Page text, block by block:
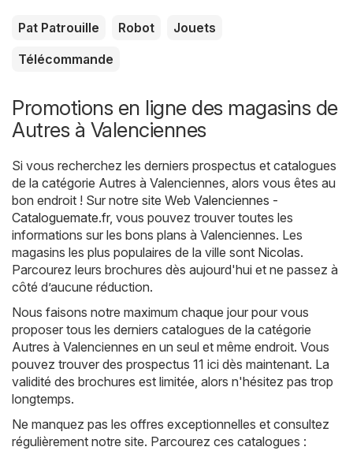
Pat Patrouille Robot
Jouets
Télécommande
Promotions en ligne des magasins de
Autres à Valenciennes
Si vous recherchez les derniers prospectus et catalogues
de la catégorie Autres à Valenciennes, alors vous êtes au
bon endroit ! Sur notre site Web Valenciennes -
Cataloguemate.fr, vous pouvez trouver toutes les
informations sur les bons plans à Valenciennes. Les
magasins les plus populaires de la ville sont Nicolas.
Parcourez leurs brochures dès aujourd'hui et ne passez à
côté d’aucune réduction.
Nous faisons notre maximum chaque jour pour vous
proposer tous les derniers catalogues de la catégorie
Autres à Valenciennes en un seul et même endroit. Vous
pouvez trouver des prospectus 11 ici dès maintenant. La
validité des brochures est limitée, alors n'hésitez pas trop
longtemps.
Ne manquez pas les offres exceptionnelles et consultez
régulièrement notre site. Parcourez ces catalogues :